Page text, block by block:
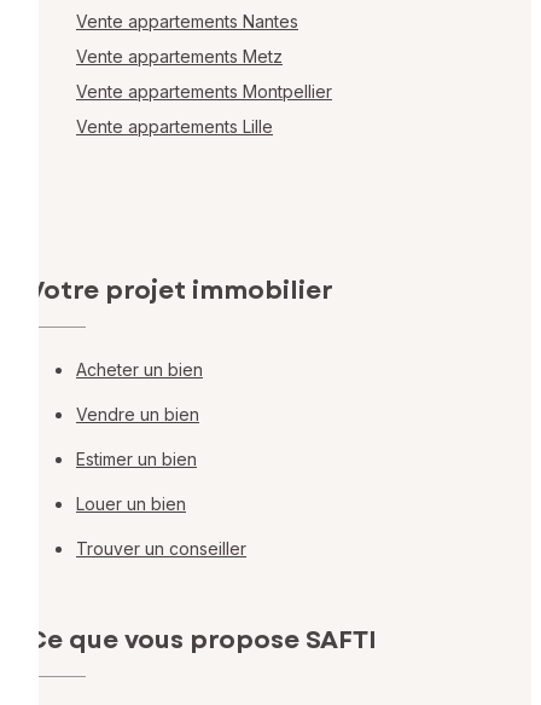
Vente appartements Nantes
Vente appartements Metz
Vente appartements Montpellier
Vente appartements Lille
Votre projet immobilier
Acheter un bien
Vendre un bien
Estimer un bien
Louer un bien
Trouver un conseiller
Ce que vous propose SAFTI